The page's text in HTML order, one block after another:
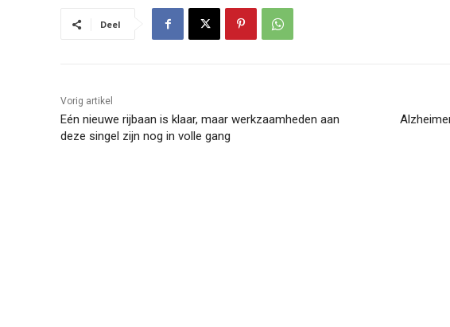
Deel
Vorig artikel
Eén nieuwe rijbaan is klaar, maar werkzaamheden aan
deze singel zijn nog in volle gang